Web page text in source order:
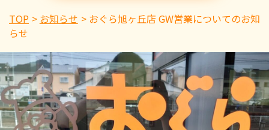
TOP お知らせ
おぐら旭ヶ丘店 GW営業についてのお知
らせ